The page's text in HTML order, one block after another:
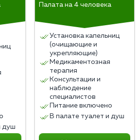
душ
Палата на 4 человека
Установка капельниц
(очищающие и
укрепляющие)
Медикаментозная
терапия
Консультации и
наблюдение
специалистов
Питание включено
В палате туалет и душ